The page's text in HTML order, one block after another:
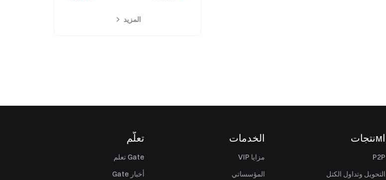
المزيد
اмنتجات
P2P
التحويل وتداول الكتل
الخدمات
مزايا VIP
المؤسساتي
تعلّم
Gate تعلم
أخبار Gate